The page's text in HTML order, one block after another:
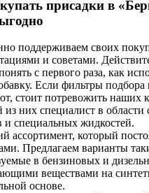
присадки в
поддерживаем своих
и советами.
с первого раза, как
Если фильтры подбора
стоит потревожить наших
них специалист в
и специальных жидкостей.
ассортимент, который
Предлагаем варианты
в бензиновых и
веществами на
основе.